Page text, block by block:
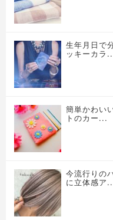
生年月日で
ッキーカラ
簡単かわい
トのカー...
今流行りの
に立体感ア